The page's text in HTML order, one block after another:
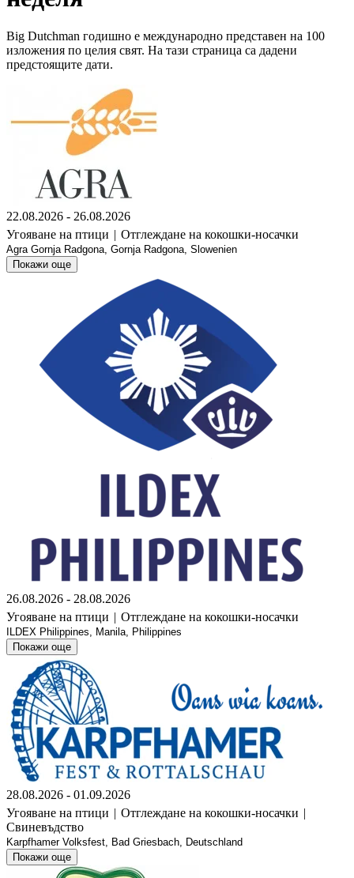
Big Dutchman годишно е международно представен на 100
изложения по целия свят. На тази страница са дадени
предстоящите дати.
22.08.2026 - 26.08.2026
Угояване на птици | Отглеждане на кокошки-носачки
Agra Gornja Radgona, Gornja Radgona, Slowenien
Покажи още
26.08.2026 - 28.08.2026
Угояване на птици | Отглеждане на кокошки-носачки
ILDEX Philippines, Manila, Philippines
Покажи още
28.08.2026 - 01.09.2026
Угояване на птици | Отглеждане на кокошки-носачки |
Свиневъдство
Karpfhamer Volksfest, Bad Griesbach, Deutschland
Покажи още